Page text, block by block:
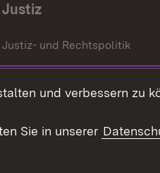
Justiz
Justiz- und Rechtspolitik
Gerichte und
Staatsanwaltschaften
und verbessern zu
Sie in unserer